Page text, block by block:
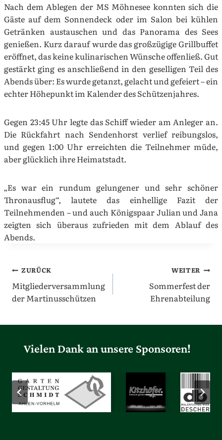
Nach dem Ablegen der MS Möhnesee konnten sich die
Gäste auf dem Sonnendeck oder im Salon bei kühlen
Getränken austauschen und das Panorama des Sees
genießen. Kurz darauf wurde das großzügige Grillbuffet
eröffnet, das keine kulinarischen Wünsche offenließ. Gut
gestärkt ging es anschließend in den geselligen Teil des
Abends über: Es wurde getanzt, gelacht und gefeiert – ein
echter Höhepunkt im Kalender des Schützenjahres.
Gegen 23:45 Uhr legte das Schiff wieder am Anleger an.
Die Rückfahrt nach Sendenhorst verlief reibungslos,
und gegen 1:00 Uhr erreichten die Teilnehmer müde,
aber glücklich ihre Heimatstadt.
„Es war ein rundum gelungener und sehr schöner
Thronausflug“, lautete das einhellige Fazit der
Teilnehmenden – und auch Königspaar Julian und Jana
zeigten sich überaus zufrieden mit dem Ablauf des
Abends.
Beitragsnavigation
ZURÜCK
Mitgliederversammlung
der Martinusschützen
WEITER
Sommerfest der
Ehrenabteilung
Vielen Dank an unsere Sponsoren!